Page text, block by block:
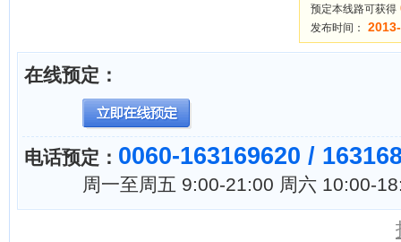
预定本线路可获得
发布时间：
在线预定：
电话预定： 0060-163169620 /
周一至周五 9:00-21:00 周六 10:00-